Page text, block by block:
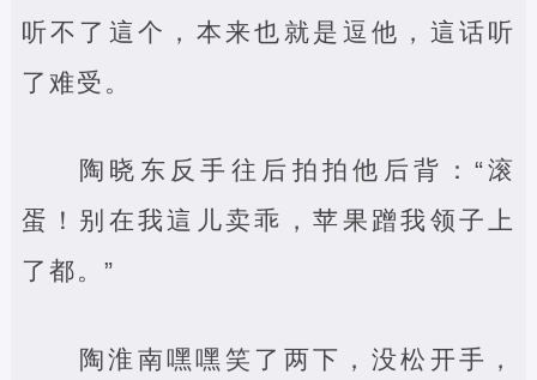
听不了這个，本来也就是逗他，這话听
了难受。
陶晓东反手往后拍拍他后背：“滚
蛋！别在我這儿卖乖，苹果蹭我领子上
了都。”
陶淮南嘿嘿笑了两下，没松开手，